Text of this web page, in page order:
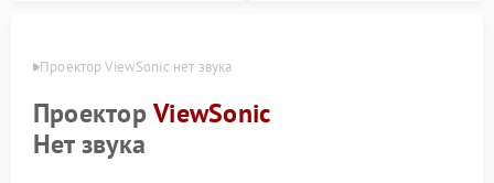
Проектор ViewSonic нет звука
ПроекторViewSonic
Нет звука